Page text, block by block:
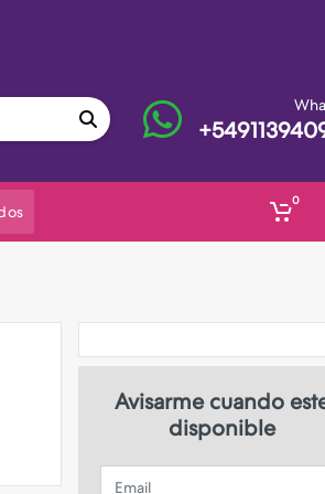
0
Avisarme cuando
disponible
Email